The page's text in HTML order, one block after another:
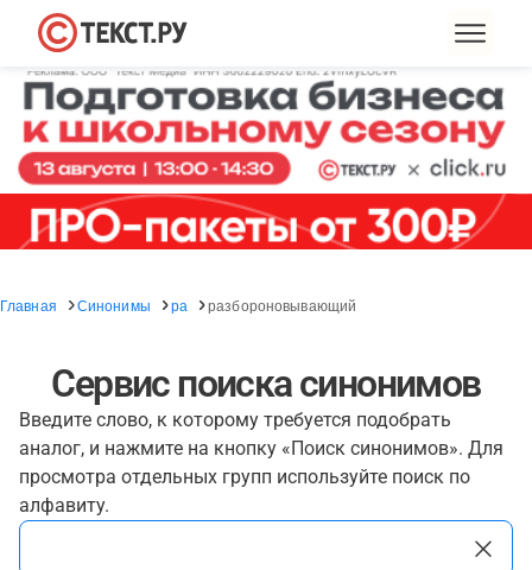
Главная Синонимы ра разбороновывающий
Сервис поиска синонимов
Введите слово, к которому требуется подобрать
аналог, и нажмите на кнопку «Поиск синонимов». Для
просмотра отдельных групп используйте поиск по
алфавиту.